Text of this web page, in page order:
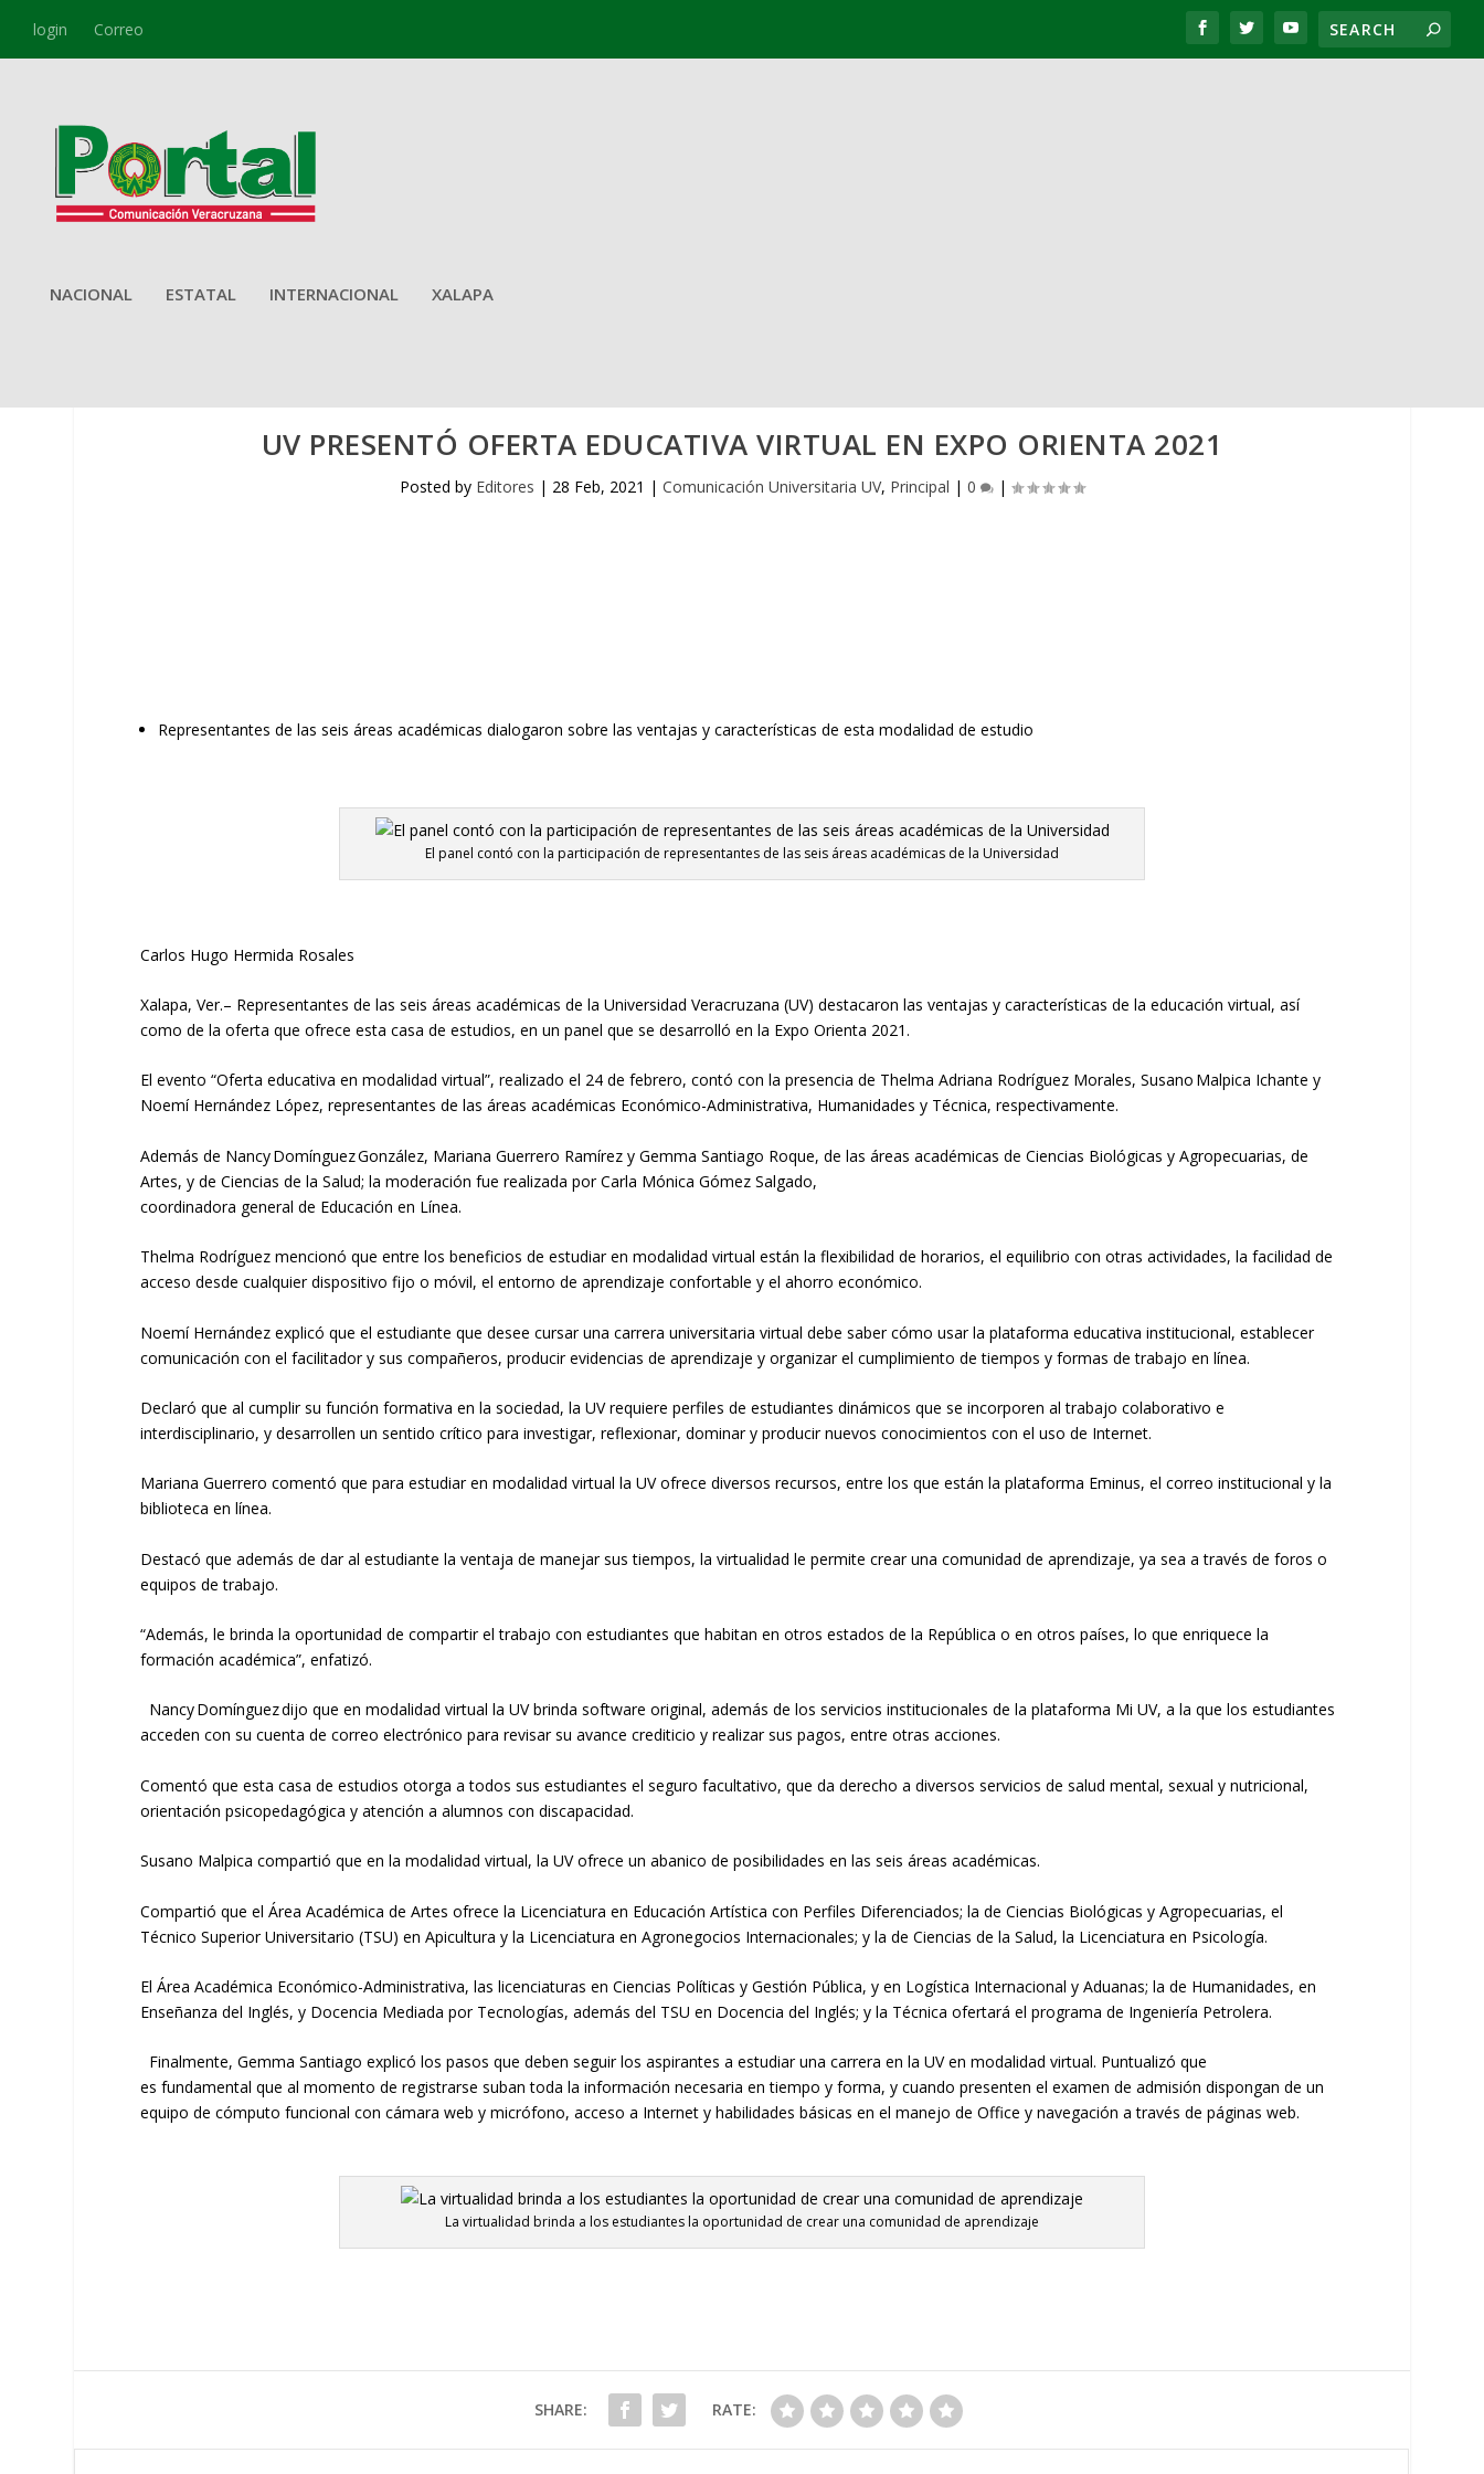
login Correo
NACIONAL ESTATAL INTERNACIONAL XALAPA
UV PRESENTÓ OFERTA EDUCATIVA VIRTUAL EN EXPO ORIENTA 2021
Posted by Editores | 28 Feb, 2021 | Comunicación Universitaria UV, Principal | 0 |
Representantes de las seis áreas académicas dialogaron sobre las ventajas y características de esta modalidad de estudio
El panel contó con la participación de representantes de las seis áreas académicas de la Universidad
Carlos Hugo Hermida Rosales
Xalapa,Ver.– Representantes de las seis áreas académicas de laUniversidad Veracruzana (UV) destacaron las ventajas y características de la educación virtual, así
como de la oferta que ofrece esta casa de estudios, en un panel que se desarrolló en la Expo Orienta 2021.
Elevento“Oferta educativa en modalidad virtual”,realizado el 24 de febrero,contó con la presencia de Thelma Adriana Rodríguez Morales, Susano Malpica Ichante y
Noemí Hernández López, representantes de las áreas académicas Económico-Administrativa, Humanidades y Técnica, respectivamente.
Además de Nancy Domínguez González, Mariana Guerrero Ramírez y Gemma Santiago Roque, de las áreas académicasde Ciencias Biológicas y Agropecuarias, de
Artes, y de Ciencias de la Salud; la moderación fue realizada porCarla Mónica Gómez Salgado,
coordinadora general de Educación en Línea.
Thelma Rodríguez mencionó queentrelos beneficios de estudiar en modalidad virtual están la flexibilidad de horarios, el equilibriocon otras actividades, la facilidad de
acceso desde cualquier dispositivo fijo o móvil,el entorno de aprendizaje confortable y el ahorro económico.
Noemí Hernándezexplicó que el estudiante que desee cursar una carrera universitariavirtual debe sabercómo usar la plataforma educativa institucional, establecer
comunicación con el facilitador y sus compañeros, producir evidencias de aprendizaje y organizar el cumplimiento de tiempos y formas de trabajo en línea.
Declaró que al cumplir su función formativa en la sociedad, la UV requiere perfiles de estudiantes dinámicos que se incorporen al trabajo colaborativo e
interdisciplinario, y desarrollen un sentido crítico para investigar, reflexionar, dominar y producir nuevos conocimientos con el uso de Internet.
Mariana Guerrero comentó que para estudiar en modalidad virtual la UV ofrece diversos recursos, entre los que están la plataforma Eminus, el correo institucional y la
bibliotecaen línea.
Destacó que además dedaral estudiantela ventajade manejar sus tiempos, la virtualidad le permitecrear una comunidad de aprendizaje, ya sea a través de foros o
equipos de trabajo.
“Además, le brinda la oportunidad de compartir el trabajo con estudiantes que habitanen otros estados de la República oen otrospaíses, lo que enriquece la
formación académica”, enfatizó.
Nancy Domínguezdijoque en modalidad virtual la UVbrindasoftware original, además de los servicios institucionalesde la plataforma Mi UV, a laque los estudiantes
acceden con su cuenta de correo electrónico para revisarsu avance crediticio y realizar sus pagos, entre otras acciones.
Comentóque esta casa de estudiosotorga a todos sus estudiantes el seguro facultativo,queda derecho adiversos serviciosdesalud mental, sexual y nutricional,
orientación psicopedagógica y atención aalumnos con discapacidad.
Susano Malpicacompartió que en lamodalidad virtual,la UVofrece un abanico de posibilidades en las seis áreas académicas.
Compartió que el Área Académica de Artes ofrece la Licenciatura en Educación Artística con Perfiles Diferenciados; la de Ciencias Biológicas y Agropecuarias, el
Técnico Superior Universitario (TSU)en Apicultura y la Licenciatura en Agronegocios Internacionales;yla de Ciencias de la Salud, la Licenciatura en Psicología.
ElÁreaAcadémica Económico-Administrativa, las licenciaturas en Ciencias Políticas y Gestión Pública, y en Logística Internacional y Aduanas; la de Humanidades, en
Enseñanza del Inglés, y Docencia Mediada por Tecnologías, además del TSU en Docencia del Inglés;yla Técnica ofertará el programa de Ingeniería Petrolera.
Finalmente, Gemma Santiago explicó los pasos que deben seguir los aspirantes a estudiar una carrera en la UV en modalidad virtual. Puntualizó que
esfundamentalque al momento de registrarse suban toda la información necesariaen tiempo y forma, ycuando presenten el examende admisióndispongan de un
equipo de cómputo funcional con cámaraweb y micrófono, acceso a Internet y habilidades básicas en el manejo deOffice y navegación a través de páginasweb.
La virtualidad brinda a los estudiantes la oportunidad de crear una comunidad de aprendizaje
SHARE: RATE: